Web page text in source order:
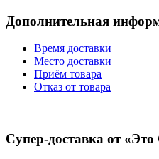
Дополнительная
Время доставки
Место доставки
Приём товара
Отказ от товара
Супер-доставка от